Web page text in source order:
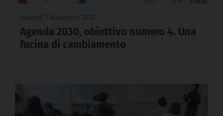
Agenda 2030, obiettivo numero 4. Una
fucina di cambiamento